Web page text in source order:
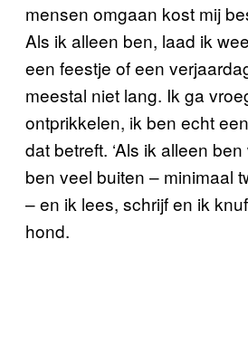
mensen omgaan kost mij
Als ik alleen ben, laad ik
een feestje of een
meestal niet lang. Ik ga
ontprikkelen, ik ben echt
dat betreft. ‘Als ik alleen
ben veel buiten – minimaal
– en ik lees, schrijf en ik
hond.